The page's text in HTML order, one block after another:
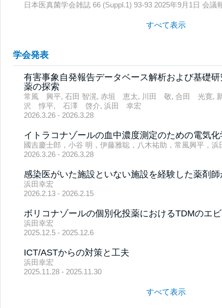
日本医真菌学会雑誌 66 (Suppl.1) 93-93 2025年9月1日 会議
すべて表示
学会発表
有害事象自発報告データベース解析および基礎
薬の探索
常風 興平, 石田 智滉, 赤垣 恵太, 川田 敬, 合田 光寛,
沢 惇平, 石澤 啓介, 浜田 幸宏
2026.3.26 - 2026.3.28
イトラコナゾールの血中濃度測定のための電気
國吉慶士郎，小谷 明，伊藤雅聡，八木祐助，常風興平，浜
2026.3.26 - 2026.3.28
感染医がいた施設といない施設を経験した薬剤
浜田幸宏
2026.2.13 - 2026.2.15
ボリコナゾールの個別化投薬におけるTDMのエ
浜田幸宏
2025.12.5 - 2025.12.6
ICT/ASTからの対策と工夫
浜田幸宏
2025.11.28 - 2025.11.30
すべて表示